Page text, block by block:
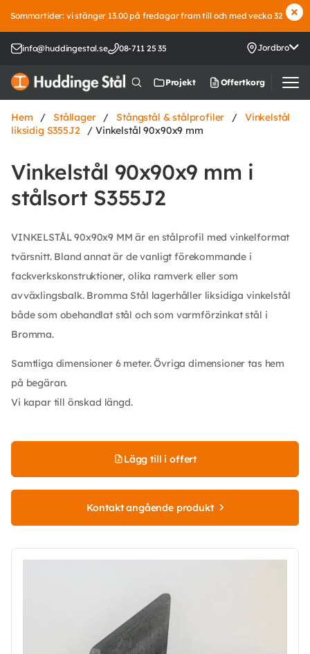
Sommartider: vi stänger 13.00 på fredagar fram till och med vecka 32
info@huddingestal.se 08-711 25 35 Jordbro
Projekt Offertkorg
Hem / Stållager / Stångstål & stålprofiler /
Vinkelstål
liksidig S355J2
/ Vinkelstål 90x90x9 mm
Vinkelstål 90x90x9 mm i
stålsort S355J2
VINKELSTÅL 90x90x9 MM är en stålprofil med vinkelformat
tvärsnitt. Bland annat är de vanligt förekommande i
fackverkskonstruktioner, olika ramverk eller som
avväxlingsbalk. Bromma Stål lagerhåller liksidiga vinkelstål
både som obehandlat stål och som varmförzinkat stål i
Bromma.
Samtliga dimensioner 6 meter. Övriga dimensioner tas hem
på begäran.
Vi kapar till önskad längd.
Lägg till i offert
Kontakt angående produkt